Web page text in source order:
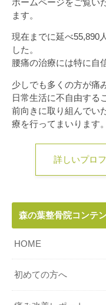
ホームページをご覧い
ます。
現在までに延べ55,890
した。
腰痛の治療には特に自
少しでも多くの方が痛
日常生活に不自由する
前向きに取り組んでい
療を行ってまいります。
詳しいプロ
森の葉整骨院コンテ
HOME
初めての方へ